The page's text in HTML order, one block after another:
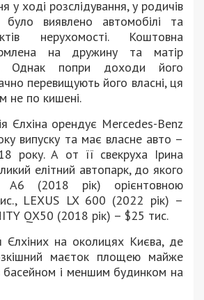
у ході розслідування, у родичів
було виявлено автомобілі та
нерухомості. Коштовна
на дружину та матір
Однак попри доходи його
перевищують його власні, ця
не по кишені.
Єлхіна орендує Mercedes-Benz
випуску та має власне авто –
року. А от її свекруха Ірина
елітний автопарк, до якого
A6 (2018 рік) орієнтовною
LEXUS LX 600 (2022 рік) –
QX50 (2018 рік) – $25 тис.
на околицях Києва, де
маєток площею майже
басейном і меншим будинком на